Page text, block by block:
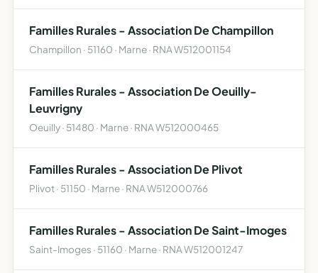
Familles Rurales - Association De Champillon
Champillon · 51160 · Marne · RNA W512001154
Familles Rurales - Association De Oeuilly-
Leuvrigny
Oeuilly · 51480 · Marne · RNA W512000465
Familles Rurales - Association De Plivot
Plivot · 51150 · Marne · RNA W512000766
Familles Rurales - Association De Saint-Imoges
Saint-Imoges · 51160 · Marne · RNA W512001247